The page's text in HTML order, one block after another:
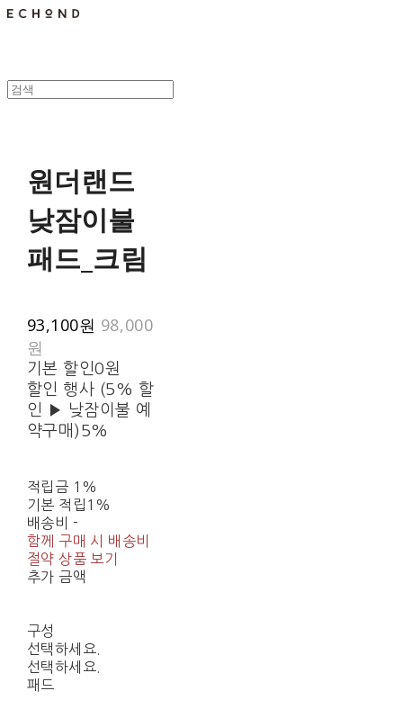
원더랜드
낮잠이불
패드_크림
93,100원 98,000
원
기본 할인0원
할인 행사 (5% 할
인 ▶ 낮잠이불 예
약구매) 5%
적립금 1%
기본 적립 1%
배송비 -
함께 구매 시 배송비
절약 상품 보기
추가 금액
구성
선택하세요.
선택하세요.
패드